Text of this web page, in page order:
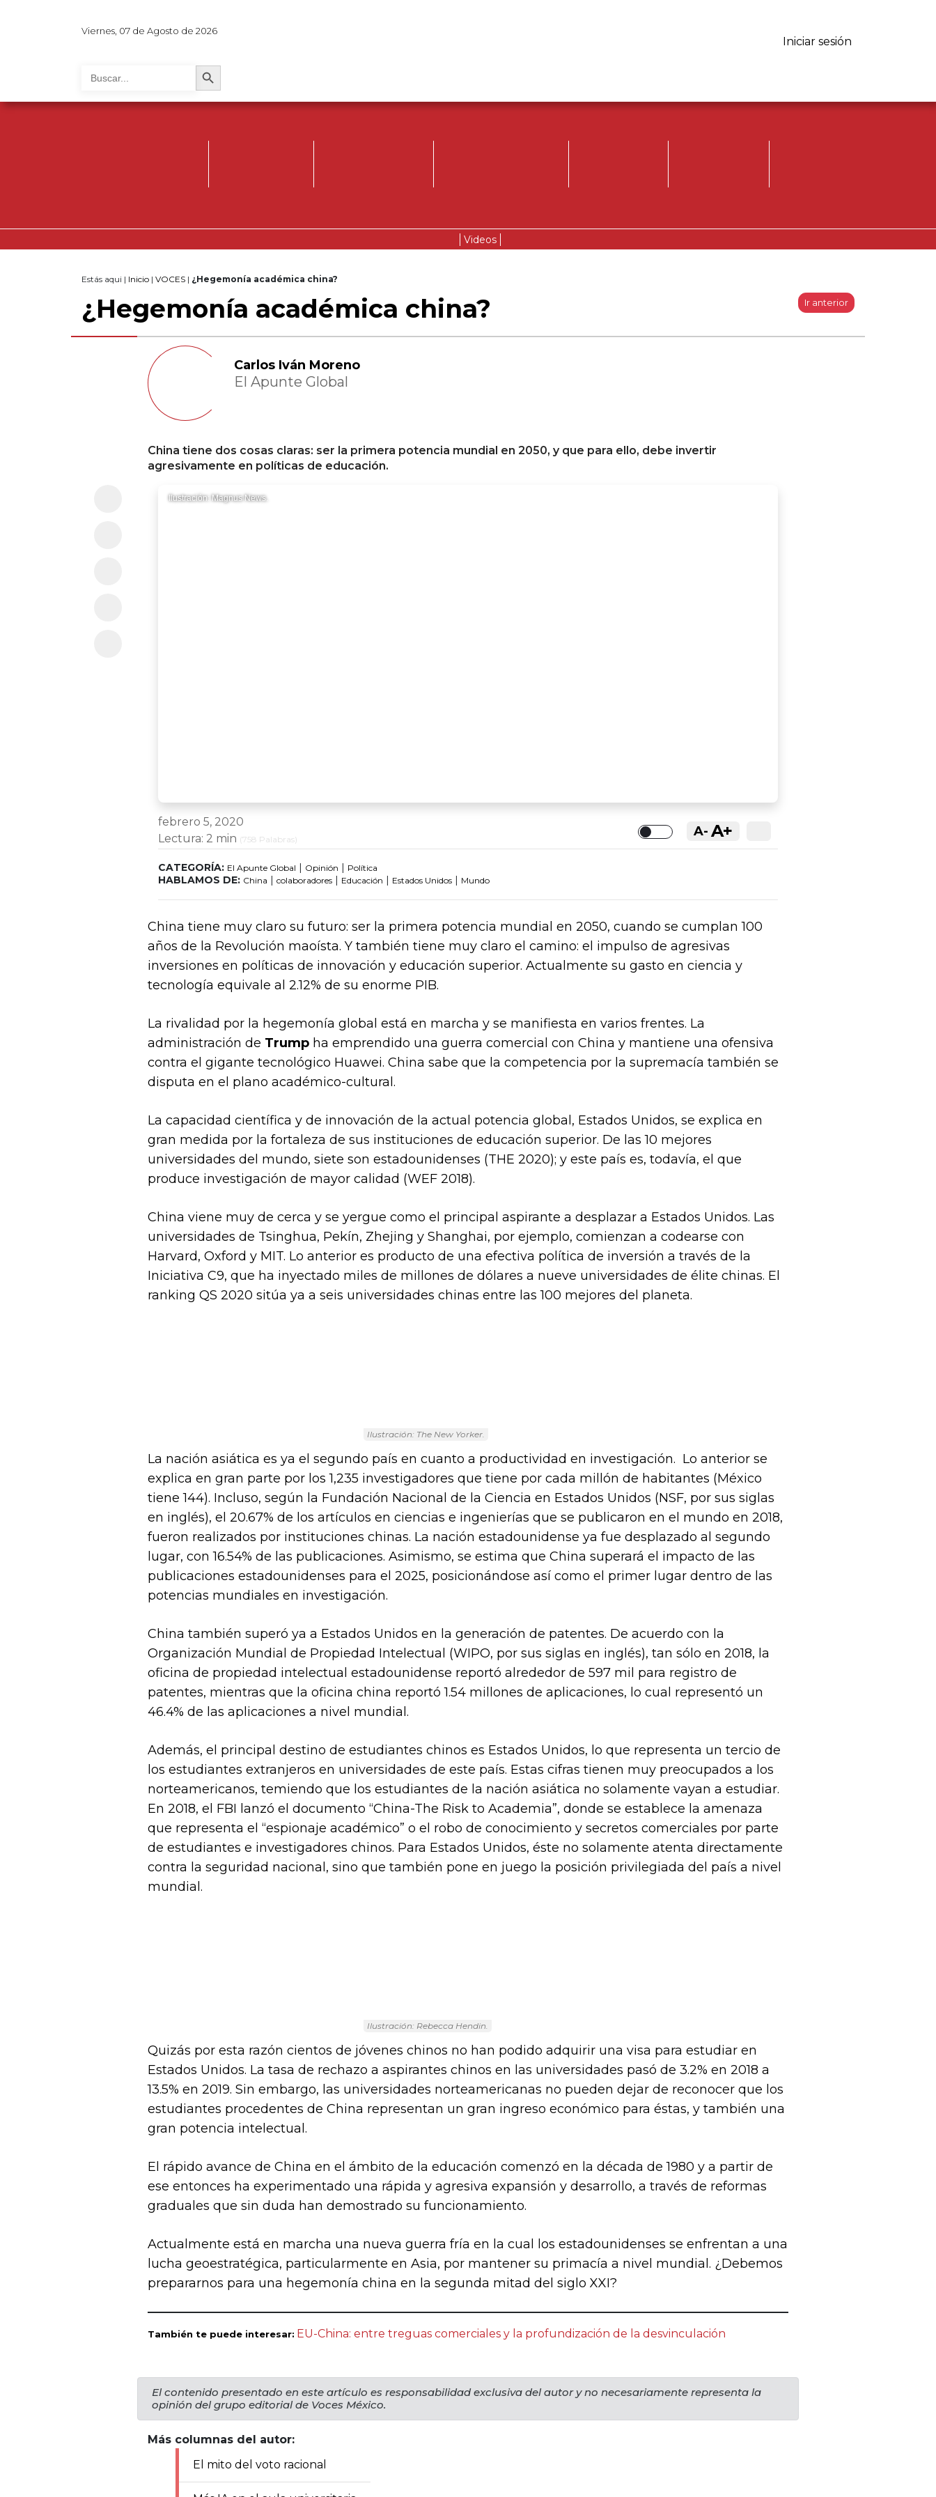
Viernes, 07 de Agosto de 2026
for:
Search Button
Iniciar sesión
Registrese, para
opinar.
Videos
Estás aqui | Inicio | VOCES | ¿Hegemonía académica china?
¿Hegemonía académica china? Ir anterior
Carlos Iván Moreno
El Apunte Global
China tiene dos cosas claras: ser la primera potencia mundial en 2050, y que para ello, debe invertir
agresivamente en políticas de educación.
Ilustración: Magnus News.
febrero 5, 2020
Lectura: 2 min (758 Palabras) Toggle
A- A+
CATEGORÍA: El Apunte Global | Opinión | Política
HABLAMOS DE: China | colaboradores | Educación | Estados Unidos | Mundo
China tiene muy claro su futuro: ser la primera potencia mundial en 2050, cuando se cumplan 100
años de la Revolución maoísta. Y también tiene muy claro el camino: el impulso de agresivas
inversiones en políticas de innovación y educación superior. Actualmente su gasto en ciencia y
tecnología equivale al 2.12% de su enorme PIB.
La rivalidad por la hegemonía global está en marcha y se manifiesta en varios frentes. La
administración de Trump ha emprendido una guerra comercial con China y mantiene una ofensiva
contra el gigante tecnológico Huawei. China sabe que la competencia por la supremacía también se
disputa en el plano académico-cultural.
La capacidad científica y de innovación de la actual potencia global, Estados Unidos, se explica en
gran medida por la fortaleza de sus instituciones de educación superior. De las 10 mejores
universidades del mundo, siete son estadounidenses (THE 2020); y este país es, todavía, el que
produce investigación de mayor calidad (WEF 2018).
China viene muy de cerca y se yergue como el principal aspirante a desplazar a Estados Unidos. Las
universidades de Tsinghua, Pekín, Zhejing y Shanghai, por ejemplo, comienzan a codearse con
Harvard, Oxford y MIT. Lo anterior es producto de una efectiva política de inversión a través de la
Iniciativa C9, que ha inyectado miles de millones de dólares a nueve universidades de élite chinas. El
ranking QS 2020 sitúa ya a seis universidades chinas entre las 100 mejores del planeta.
Ilustración: The New Yorker.
La nación asiática es ya el segundo país en cuanto a productividad en investigación. Lo anterior se
explica en gran parte por los 1,235 investigadores que tiene por cada millón de habitantes (México
tiene 144). Incluso, según la Fundación Nacional de la Ciencia en Estados Unidos (NSF, por sus siglas
en inglés), el 20.67% de los artículos en ciencias e ingenierías que se publicaron en el mundo en 2018,
fueron realizados por instituciones chinas. La nación estadounidense ya fue desplazado al segundo
lugar, con 16.54% de las publicaciones. Asimismo, se estima que China superará el impacto de las
publicaciones estadounidenses para el 2025, posicionándose así como el primer lugar dentro de las
potencias mundiales en investigación.
China también superó ya a Estados Unidos en la generación de patentes. De acuerdo con la
Organización Mundial de Propiedad Intelectual (WIPO, por sus siglas en inglés), tan sólo en 2018, la
oficina de propiedad intelectual estadounidense reportó alrededor de 597 mil para registro de
patentes, mientras que la oficina china reportó 1.54 millones de aplicaciones, lo cual representó un
46.4% de las aplicaciones a nivel mundial.
Además, el principal destino de estudiantes chinos es Estados Unidos, lo que representa un tercio de
los estudiantes extranjeros en universidades de este país. Estas cifras tienen muy preocupados a los
norteamericanos, temiendo que los estudiantes de la nación asiática no solamente vayan a estudiar.
En 2018, el FBI lanzó el documento “China-The Risk to Academia”, donde se establece la amenaza
que representa el “espionaje académico” o el robo de conocimiento y secretos comerciales por parte
de estudiantes e investigadores chinos. Para Estados Unidos, éste no solamente atenta directamente
contra la seguridad nacional, sino que también pone en juego la posición privilegiada del país a nivel
mundial.
Ilustración: Rebecca Hendin.
Quizás por esta razón cientos de jóvenes chinos no han podido adquirir una visa para estudiar en
Estados Unidos. La tasa de rechazo a aspirantes chinos en las universidades pasó de 3.2% en 2018 a
13.5% en 2019. Sin embargo, las universidades norteamericanas no pueden dejar de reconocer que los
estudiantes procedentes de China representan un gran ingreso económico para éstas, y también una
gran potencia intelectual.
El rápido avance de China en el ámbito de la educación comenzó en la década de 1980 y a partir de
ese entonces ha experimentado una rápida y agresiva expansión y desarrollo, a través de reformas
graduales que sin duda han demostrado su funcionamiento.
Actualmente está en marcha una nueva guerra fría en la cual los estadounidenses se enfrentan a una
lucha geoestratégica, particularmente en Asia, por mantener su primacía a nivel mundial. ¿Debemos
prepararnos para una hegemonía china en la segunda mitad del siglo XXI?
También te puede interesar: EU-China: entre treguas comerciales y la profundización de la desvinculación
El contenido presentado en este artículo es responsabilidad exclusiva del autor y no necesariamente representa la
opinión del grupo editorial de Voces México.
Más columnas del autor:
El mito del voto racional